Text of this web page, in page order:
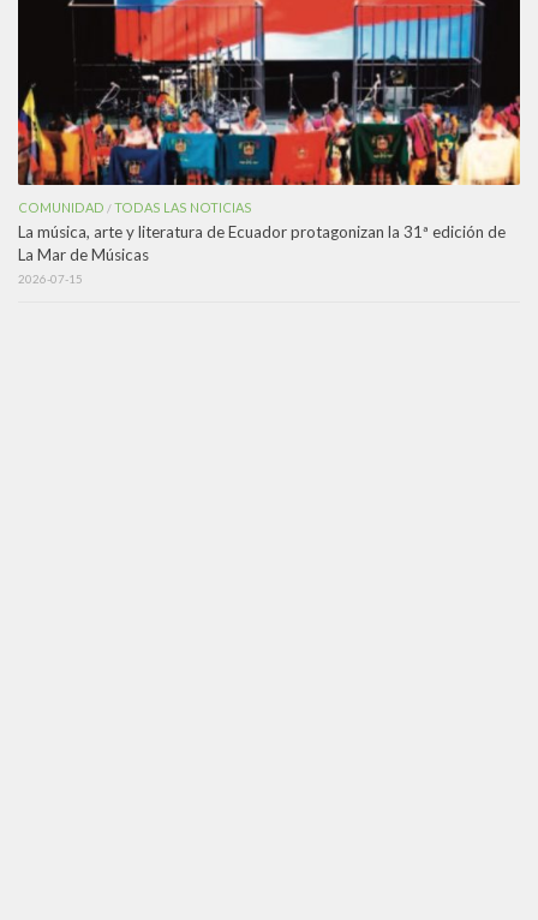
COMUNIDAD /TODAS LAS NOTICIAS
La música, arte y literatura de Ecuador protagonizan la 31ª edición de
La Mar de Músicas
2026-07-15